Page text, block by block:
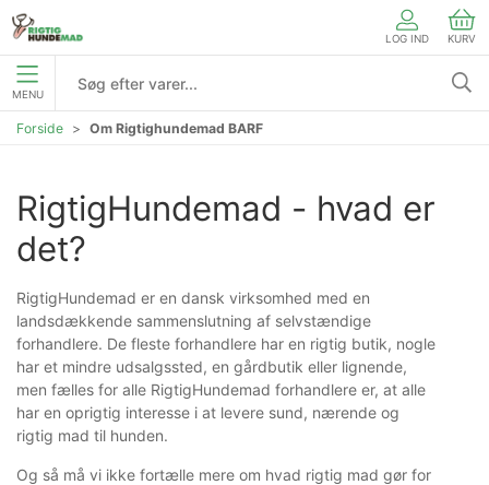
LOG IND KURV
MENU
Forside Om Rigtighundemad BARF
RigtigHundemad - hvad er
det?
RigtigHundemad er en dansk virksomhed med en
landsdækkende sammenslutning af selvstændige
forhandlere. De fleste forhandlere har en rigtig butik, nogle
har et mindre udsalgssted, en gårdbutik eller lignende,
men fælles for alle RigtigHundemad forhandlere er, at alle
har en oprigtig interesse i at levere sund, nærende og
rigtig mad til hunden.
Og så må vi ikke fortælle mere om hvad rigtig mad gør for